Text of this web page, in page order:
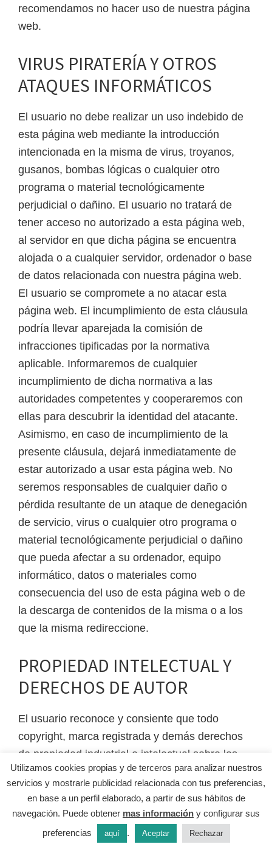
recomendamos no hacer uso de nuestra página
web.
VIRUS PIRATERÍA Y OTROS
ATAQUES INFORMÁTICOS
El usuario no debe realizar un uso indebido de
esta página web mediante la introducción
intencionada en la misma de virus, troyanos,
gusanos, bombas lógicas o cualquier otro
programa o material tecnológicamente
perjudicial o dañino. El usuario no tratará de
tener acceso no autorizado a esta página web,
al servidor en que dicha página se encuentra
alojada o a cualquier servidor, ordenador o base
de datos relacionada con nuestra página web.
El usuario se compromete a no atacar esta
página web. El incumplimiento de esta cláusula
podría llevar aparejada la comisión de
infracciones tipificadas por la normativa
aplicable. Informaremos de cualquier
incumplimiento de dicha normativa a las
autoridades competentes y cooperaremos con
ellas para descubrir la identidad del atacante.
Asimismo, en caso de incumplimiento de la
presente cláusula, dejará inmediatamente de
estar autorizado a usar esta página web. No
seremos responsables de cualquier daño o
pérdida resultante de un ataque de denegación
de servicio, virus o cualquier otro programa o
material tecnológicamente perjudicial o dañino
que pueda afectar a su ordenador, equipo
informático, datos o materiales como
consecuencia del uso de esta página web o de
la descarga de contenidos de la misma o a los
que la misma redireccione.
PROPIEDAD INTELECTUAL Y
DERECHOS DE AUTOR
El usuario reconoce y consiente que todo
copyright, marca registrada y demás derechos
de propiedad industrial e intelectual sobre los
materiales o contenidos que se aportan como
parte de la página web corresponden en todo
momento a VALQUIETA S.L. El usuario podrá
hacer uso de dicho material únicamente en la
forma en que se le autorice expresamente.
Utilizamos cookies propias y de terceros para analizar nuestros
servicios y mostrarle publicidad relacionada con tus preferencias,
en base a un perfil elaborado, a partir de sus hábitos de
navegación. Puede obtener mas información y configurar sus
preferencias
aquí . Aceptar Rechazar